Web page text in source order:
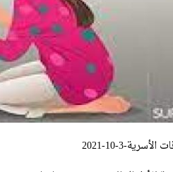
3-10-2021